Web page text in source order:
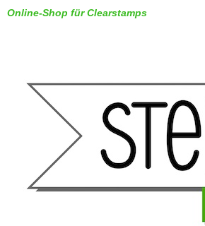
Online-Shop für Clearstamps